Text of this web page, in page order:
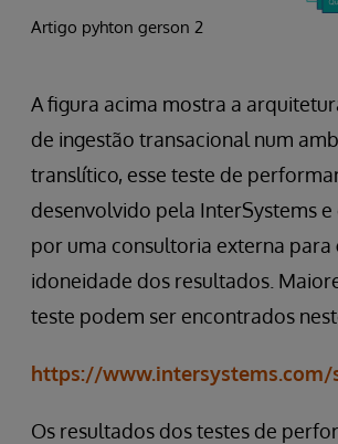
Artigo pyhton gerson 2
A figura acima mostra a
de ingestão transacional num
translítico, esse teste de
desenvolvido pela InterSystems
por uma consultoria externa para
idoneidade dos resultados.
teste podem ser encontrados
https://www.intersystems.com/
Os resultados dos testes de